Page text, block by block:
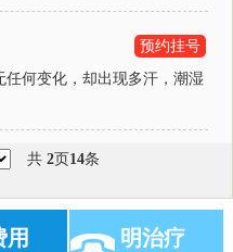
预约挂号
任何变化，却出现多汗，潮湿
共 2页14条
用 明治疗